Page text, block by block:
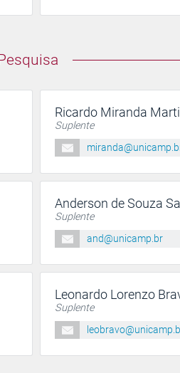
Ricardo Miranda
Suplente
Anderson de Souza
Suplente
and@unicamp.br
Leonardo Lorenzo
Suplente